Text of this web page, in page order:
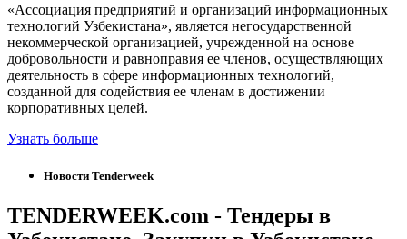
«Ассоциация предприятий и организаций информационных
технологий Узбекистана», является негосударственной
некоммерческой организацией, учрежденной на основе
добровольности и равноправия ее членов, осуществляющиx
деятельность в сфере информационных технологий,
созданной для содействия ее членам в достижении
корпоративных целей.
Узнать больше
Новости Tenderweek
TENDERWEEK.com - Тендеры в